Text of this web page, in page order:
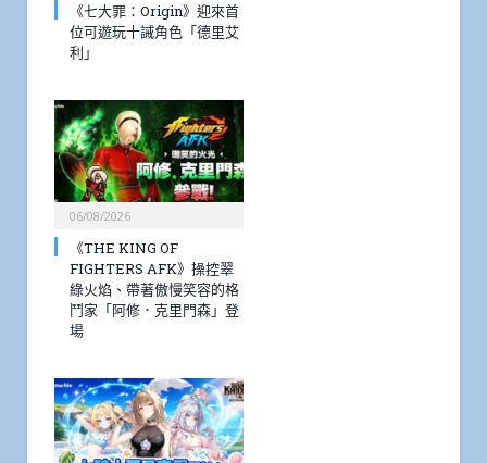
《七大罪：Origin》迎來首
位可遊玩十誡角色「德里艾
利」
06/08/2026
《THE KING OF
FIGHTERS AFK》操控翠
綠火焰、帶著傲慢笑容的格
鬥家「阿修．克里門森」登
場